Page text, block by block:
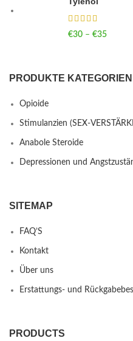
€30 – €35
PRODUKTE KATEGORIEN
Opioide
Stimulanzien (SEX-
Anabole Steroide
Depressionen und
SITEMAP
FAQ’S
Kontakt
Über uns
Erstattungs- und
PRODUCTS